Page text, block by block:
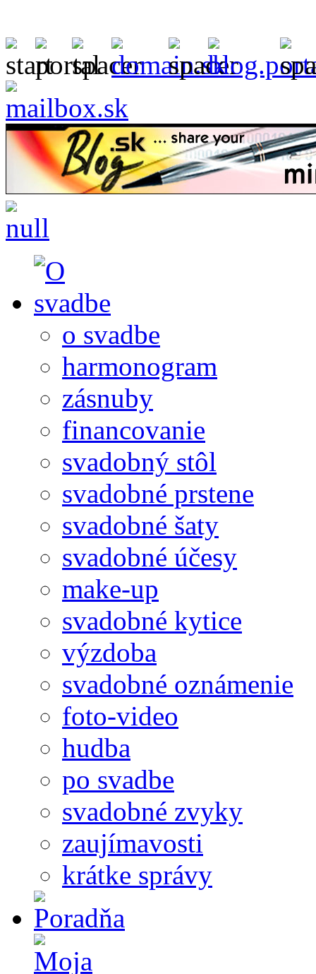
o svadbe
harmonogram
zásnuby
financovanie
svadobný stôl
svadobné prstene
svadobné šaty
svadobné účesy
make-up
svadobné kytice
výzdoba
svadobné oznámenie
foto-video
hudba
po svadbe
svadobné zvyky
zaujímavosti
krátke správy